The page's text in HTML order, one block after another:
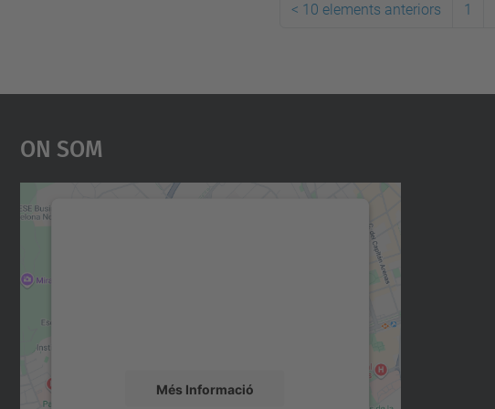
< 10 elements anteriors 1
On Som
Més Informació